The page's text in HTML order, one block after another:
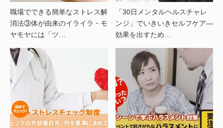
職場でできる簡単なストレス解
消法③体が由来のイライラ・モ
ヤモヤには「ツ…
「30日メンタルヘルスチャレ
ンジ」でいきいきセルフケア―
効果を出すため…